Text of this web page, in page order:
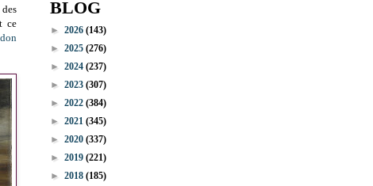
ce
don
BLOG
► 2026 (143)
► 2025 (276)
► 2024 (237)
► 2023 (307)
► 2022 (384)
► 2021 (345)
► 2020 (337)
► 2019 (221)
► 2018 (185)